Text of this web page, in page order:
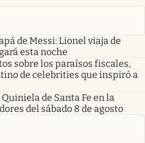
de Messi: Lionel viaja de
esta noche
sobre los paraísos fiscales,
de celebrities que inspiró a
de Santa Fe en la
del sábado 8 de agosto